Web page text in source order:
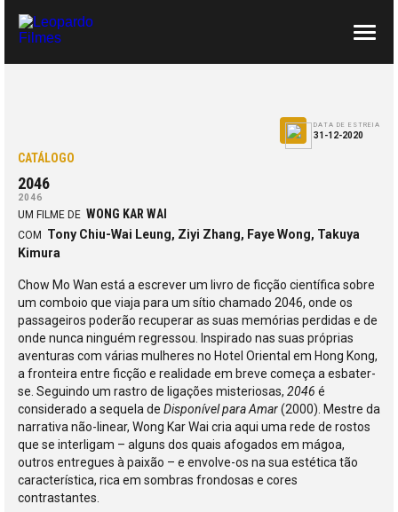
SOBRE NÓS
CONTACTOS
CATÁLOGO
2046
2046
DATA DE ESTREIA
31-12-2020
UM FILME DE WONG KAR WAI
COM
Tony Chiu-Wai Leung, Ziyi Zhang, Faye Wong, Takuya
Kimura
Chow Mo Wan está a escrever um livro de ficção científica sobre
um comboio que viaja para um sítio chamado 2046, onde os
passageiros poderão recuperar as suas memórias perdidas e de
onde nunca ninguém regressou. Inspirado nas suas próprias
aventuras com várias mulheres no Hotel Oriental em Hong Kong,
a fronteira entre ficção e realidade em breve começa a esbater-
se. Seguindo um rastro de ligações misteriosas, 2046 é
considerado a sequela de Disponível para Amar(2000). Mestre da
narrativa não-linear, Wong Kar Wai cria aqui uma rede de rostos
que se interligam – alguns dos quais afogados em mágoa,
outros entregues à paixão – e envolve-os na sua estética tão
característica, rica em sombras frondosas e cores
contrastantes.